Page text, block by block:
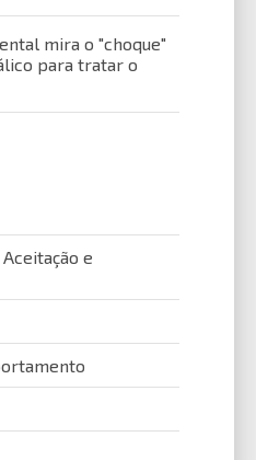
mira o "choque"
para tratar o
e